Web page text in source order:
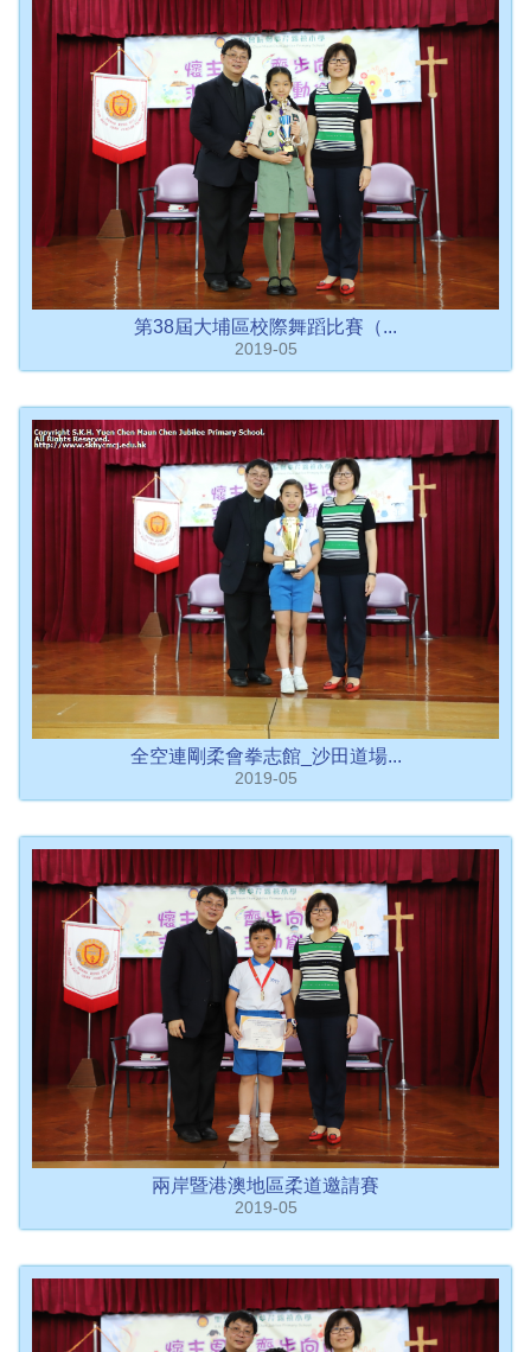
第38屆大埔區校際舞蹈比賽（...
2019-05
全空連剛柔會拳志館_沙田道場...
2019-05
兩岸暨港澳地區柔道邀請賽
2019-05